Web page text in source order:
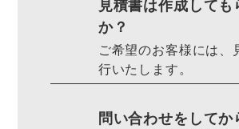
見積書は作成しても
か？
ご希望のお客様には、
行いたします。
問い合わせをしてか